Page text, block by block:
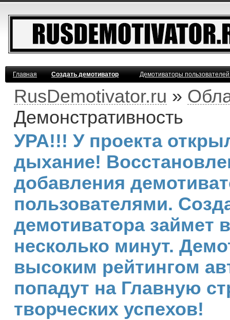
Главная Создать демотиватор Демотиваторы
RusDemotivator.ru »
Демонстративность
УРА!!! У проекта
дыхание!
добавления
пользователями.
демотиватора займет
несколько минут.
высоким рейтингом
попадут на Главную
творческих успехов!